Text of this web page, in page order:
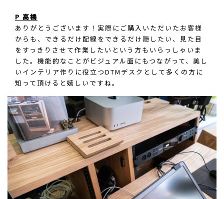
P 高橋
ありがとうございます！実際にご購入いただいたお客様
からも、できるだけ配線をできるだけ隠したい、見た目
をすっきりさせて作業したいという方もいらっしゃいま
した。機能的なことがビジュアル面にもつながって、美し
いインテリア作りに役立つDTMデスクとして多くの方に
知って頂けると嬉しいですね。